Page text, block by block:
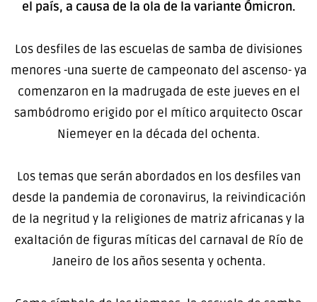
el país, a causa de la ola de la variante Ómicron.
Los desfiles de las escuelas de samba de divisiones
menores -una suerte de campeonato del ascenso- ya
comenzaron en la madrugada de este jueves en el
sambódromo erigido por el mítico arquitecto Oscar
Niemeyer en la década del ochenta.
Los temas que serán abordados en los desfiles van
desde la pandemia de coronavirus, la reivindicación
de la negritud y la religiones de matriz africanas y la
exaltación de figuras míticas del carnaval de Río de
Janeiro de los años sesenta y ochenta.